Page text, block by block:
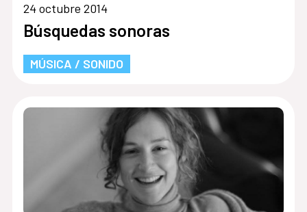
24 octubre 2014
Búsquedas sonoras
MÚSICA / SONIDO